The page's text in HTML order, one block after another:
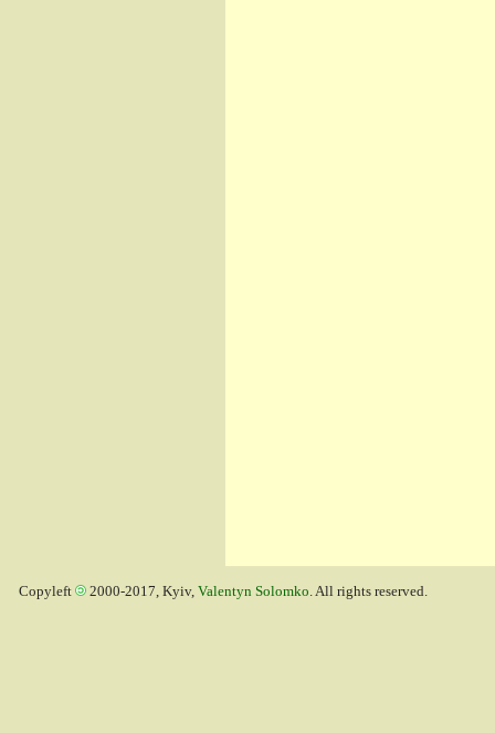
Copyleft 2000-2017, Kyiv, Valentyn Solomko. All rights reserved.